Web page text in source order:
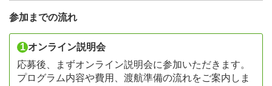
参加までの流れ
1 オンライン説明会
応募後、まずオンライン説明会に参加いただきます。
プログラム内容や費用、渡航準備の流れをご案内しま